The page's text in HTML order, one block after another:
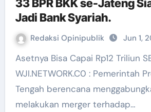
33 BPR BKK se-Jateng
Jadi Bank Syariah.
Redaksi Opinipublik Jun 1,
Asetnya Bisa Capai Rp12 Triliun SEMARANG,
WJI.NETWORK.C0 : Pemerintah
Tengah berencana
melakukan merger terhadap…